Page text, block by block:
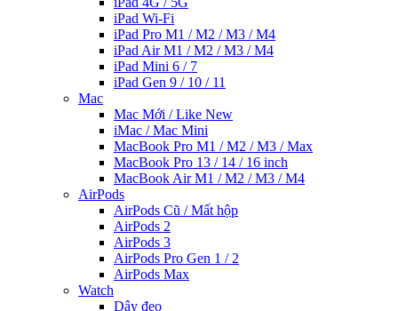
iPad Wi-Fi
iPad Pro M1 / M2 / M3 / M4
iPad Air M1 / M2 / M3 / M4
iPad Mini 6 / 7
iPad Gen 9 / 10 / 11
Mac
Mac Mới / Like New
iMac / Mac Mini
MacBook Pro M1 / M2 / M3 / Max
MacBook Pro 13 / 14 / 16 inch
MacBook Air M1 / M2 / M3 / M4
AirPods
AirPods Cũ / Mất hộp
AirPods 2
AirPods 3
AirPods Pro Gen 1 / 2
AirPods Max
Watch
Dây đeo